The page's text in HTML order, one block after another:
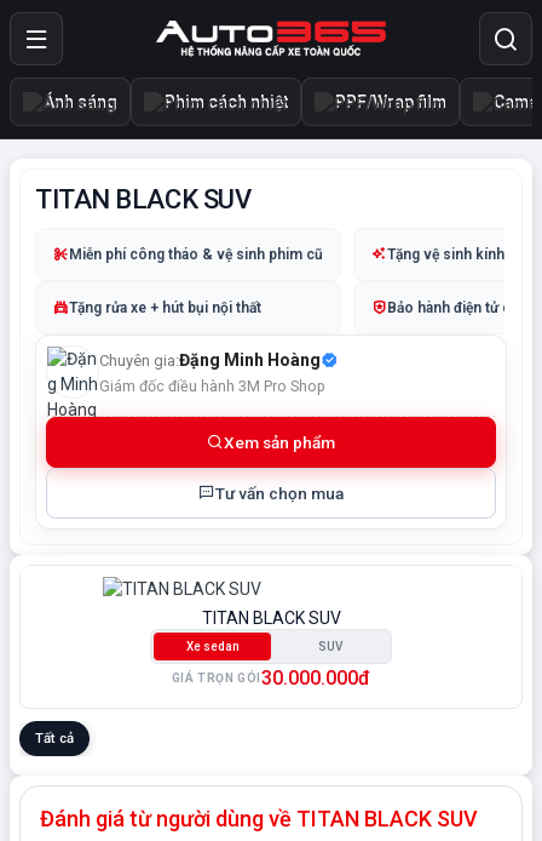
Ánh sáng Phim cách nhiệt PPF/Wrap film
TITAN BLACK SUV
Miễn phí công tháo & vệ sinh phim cũ
Tặng rửa xe + hút bụi nội thất
Tặng vệ sinh kính +
Bảo hành điện tử
Chuyên gia:Đặng Minh Hoàng
Giám đốc điều hành 3M Pro Shop
Xem sản phẩm
Tư vấn chọn mua
TITAN BLACK SUV
Xe sedan SUV
GIÁ TRỌN GÓI30.000.000đ
Tất cả
Đánh giá từ người dùng về TITAN BLACK SUV